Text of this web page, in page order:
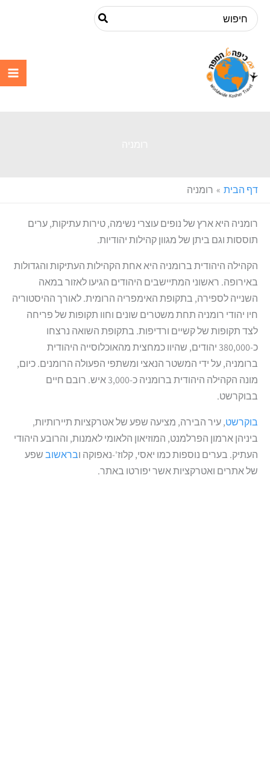
דילוג
לתוכן
Search
for:
דף הבית רומניה
רומניה היא ארץ של נופים עוצרי נשימה, טירות עתיקות, ערים
תוססות וגם ביתן של מגוון קהילות יהודיות.
הקהילה היהודית ברומניה היא אחת הקהילות העתיקות והגדולות
באירופה. ראשוני המתיישבים היהודים הגיעו לאזור במאה
השנייה לספירה, בתקופת האימפריה הרומית. לאורך ההיסטוריה
חיו יהודי רומניה תחת משטרים שונים וחוו תקופות של פריחה
לצד תקופות של קשיים ורדיפות. בתקופת השואה נרצחו
כ-380,000 יהודים, שהיוו כמחצית מהאוכלוסייה היהודית
ברומניה, על ידי המשטר הנאצי ומשתפי הפעולה הרומנים. כיום,
מונה הקהילה היהודית ברומניה כ-3,000 איש. רובם חיים
בבוקרשט.
בוקרשט, עיר הבירה, מציעה שפע של אטרקציות תיירותיות,
ביניהן ארמון הפרלמנט, המוזיאון הלאומי לאמנות, והרובע היהודי
העתיק. בערים נוספות כמו יאסי, קלוז'-נאפוקה ובראשובשפע
של אתרים ואטרקציות אשר יפורטו באתר.